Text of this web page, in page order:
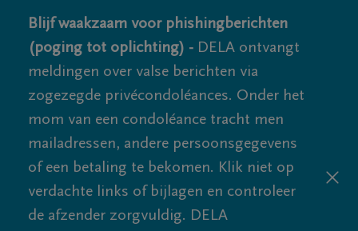
Blijf waakzaam voor phishingberichten
(poging tot oplichting) - DELA ontvangt
meldingen over valse berichten via
zogezegde privécondoléances. Onder het
mom van een condoléance tracht men
mailadressen, andere persoonsgegevens
of een betaling te bekomen. Klik niet op
verdachte links of bijlagen en controleer
de afzender zorgvuldig. DELA